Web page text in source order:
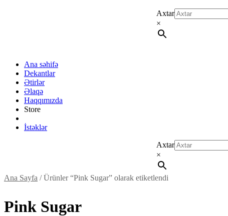
Axtar
×
Ana səhifə
Dekantlar
Ətirlər
Əlaqə
Haqqımızda
Store
İstəklər
Axtar
×
Ana Sayfa / Ürünler “Pink Sugar” olarak etiketlendi
Pink Sugar